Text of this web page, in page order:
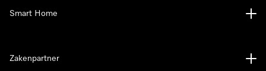
Smart Home
Zakenpartner